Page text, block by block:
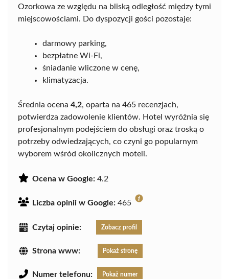
Ozorkowa ze względu na bliską odległość między tymi
miejscowościami. Do dyspozycji gości pozostaje:
darmowy parking,
bezpłatne Wi-Fi,
śniadanie wliczone w cenę,
klimatyzacja.
Średnia ocena 4,2, oparta na 465 recenzjach,
potwierdza zadowolenie klientów. Hotel wyróżnia się
profesjonalnym podejściem do obsługi oraz troską o
potrzeby odwiedzających, co czyni go popularnym
wyborem wśród okolicznych moteli.
Ocena w Google: 4.2
Liczba opinii w Google: 465
Czytaj opinie: Zobacz profil
Strona www: Pokaż stronę
Numer telefonu: Pokaż numer